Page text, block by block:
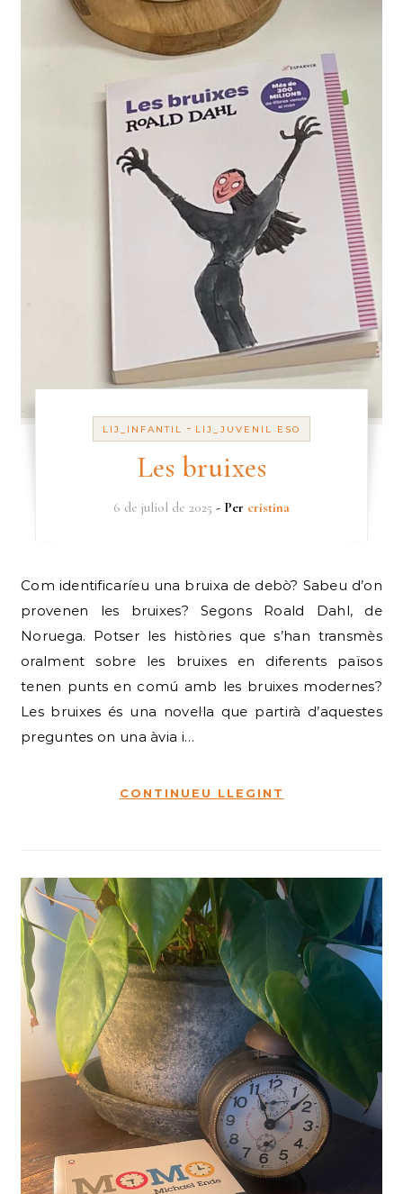
LIJ_INFANTIL - LIJ_JUVENIL ESO
Les bruixes
6 de juliol de 2025 - Per cristina
Com identificaríeu una bruixa de debò? Sabeu d’on
provenen les bruixes? Segons Roald Dahl, de
Noruega. Potser les històries que s’han transmès
oralment sobre les bruixes en diferents països
tenen punts en comú amb les bruixes modernes?
Les bruixes és una novel·la que partirà d’aquestes
preguntes on una àvia i…
CONTINUEU LLEGINT